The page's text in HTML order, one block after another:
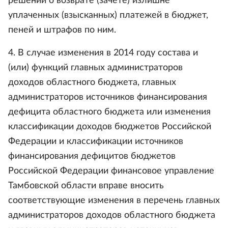
уплаченных (взысканных) платежей в бюджет,
пеней и штрафов по ним.
4. В случае изменения в 2014 году состава и
(или) функций главных администраторов
доходов областного бюджета, главных
администраторов источников финансирования
дефицита областного бюджета или изменения
классификации доходов бюджетов Российской
Федерации и классификации источников
финансирования дефицитов бюджетов
Российской Федерации финансовое управление
Тамбовской области вправе вносить
соответствующие изменения в перечень главных
администраторов доходов областного бюджета